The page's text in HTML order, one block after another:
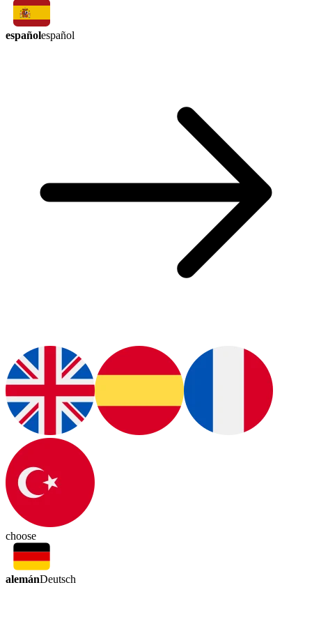
españolespañol
choose
alemánDeutsch